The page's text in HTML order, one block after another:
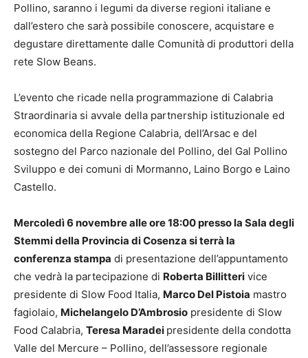
Pollino, saranno i legumi da diverse regioni italiane e
dall’estero che sarà possibile conoscere, acquistare e
degustare direttamente dalle Comunità di produttori della
rete Slow Beans.
L’evento che ricade nella programmazione di Calabria
Straordinaria si avvale della partnership istituzionale ed
economica della Regione Calabria, dell’Arsac e del
sostegno del Parco nazionale del Pollino, del Gal Pollino
Sviluppo e dei comuni di Mormanno, Laino Borgo e Laino
Castello.
Mercoledì 6 novembre alle ore 18:00 presso la Sala degli
Stemmi della Provincia di Cosenza si terrà la
conferenza stampa di presentazione dell’appuntamento
che vedrà la partecipazione di Roberta Billitteri vice
presidente di Slow Food Italia, Marco Del Pistoia mastro
fagiolaio, Michelangelo D’Ambrosio presidente di Slow
Food Calabria, Teresa Maradei presidente della condotta
Valle del Mercure – Pollino, dell’assessore regionale